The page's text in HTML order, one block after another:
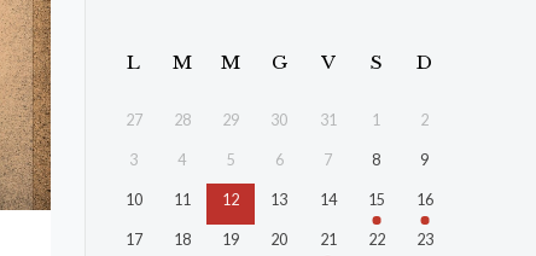
L M M G V S D
27 28 29 30 31 1 2
3 4 5 6 7 8 9
10 11 12 13 14 15 16
17 18 19 20 21 22 23